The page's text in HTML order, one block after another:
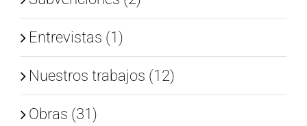
Entrevistas (1)
Nuestros trabajos (12)
Obras (31)